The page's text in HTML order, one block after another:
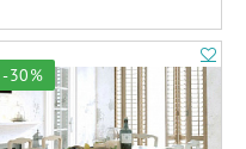
-30%